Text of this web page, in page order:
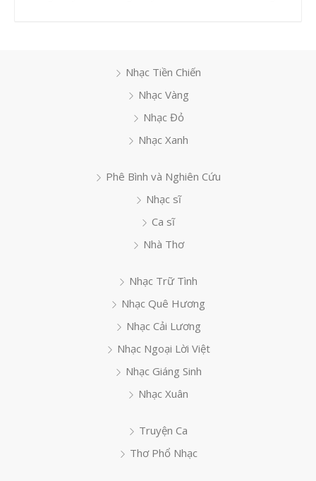
Nhạc Tiền Chiến
Nhạc Vàng
Nhạc Đỏ
Nhạc Xanh
Phê Bình và Nghiên Cứu
Nhạc sĩ
Ca sĩ
Nhà Thơ
Nhạc Trữ Tình
Nhạc Quê Hương
Nhạc Cải Lương
Nhạc Ngoại Lời Việt
Nhạc Giáng Sinh
Nhạc Xuân
Truyện Ca
Thơ Phổ Nhạc